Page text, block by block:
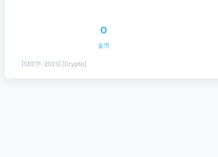
0
金币
[SEETF-2023] [Crypto]